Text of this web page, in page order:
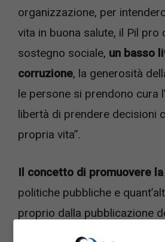
organizzazione, per
vita in buona salute, il Pil pro
sostegno sociale, un basso
corruzione, la generosità
le persone si prendono cura
libertà di prendere decisioni
propria vita”.
Il concetto di promuovere
politiche pubbliche e
proprio dalla pubblicazione
rapporto in merito alla